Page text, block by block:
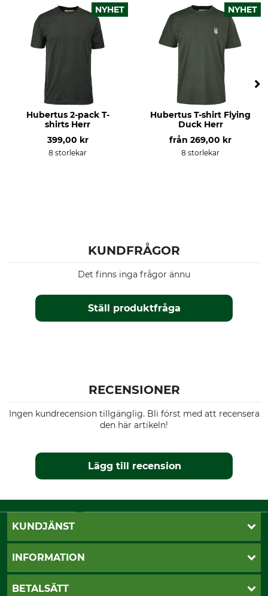
Ground Wild
50% Bomull
50% Polyester
Passform
Klädstorlek
NYHET
Hubertus 2-pack T-
shirts Herr
399,00 kr
8 storlekar
NYHET
Hubertus T-shirt Flying
Duck Herr
från 269,00 kr
8 storlekar
KUNDFRÅGOR
Ställ produktfråga
Det finns inga frågor ännu
RECENSIONER
Ingen kundrecension tillgänglig. Bli först med att recensera
den här artikeln!
Lägg till recension
KUNDJÄNST
Öppettider
Vanliga frågor
INFORMATION
Butik Vansbro
BETALSÄTT